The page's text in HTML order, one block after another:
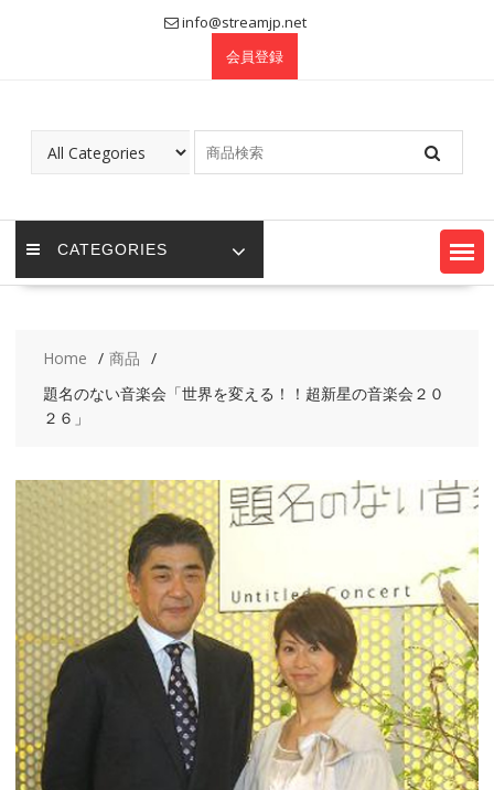
info@streamjp.net
会員登録
CATEGORIES
Home
商品
題名のない音楽会「世界を変える！！超新星の音楽会２０
２６」